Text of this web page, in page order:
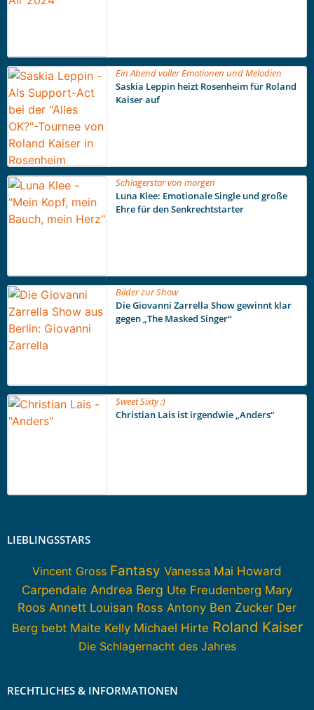
Ein Abend voller Emotionen und Melodien
Saskia Leppin heizt Rosenheim für Roland
Kaiser auf
Schlagerstar von morgen
Luna Klee: Emotionale Single und große
Ehre für den Senkrechtstarter
Bilder zur Show
Die Giovanni Zarrella Show gewinnt klar
gegen „The Masked Singer“
Sweet Sixty ;)
Christian Lais ist irgendwie „Anders“
LIEBLINGSSTARS
Vincent Gross Fantasy Vanessa Mai Howard
Carpendale Andrea Berg Ute Freudenberg Mary
Roos Annett Louisan Ross Antony Ben Zucker Der
Berg bebt Maite Kelly Michael Hirte Roland Kaiser
Die Schlagernacht des Jahres
RECHTLICHES & INFORMATIONEN